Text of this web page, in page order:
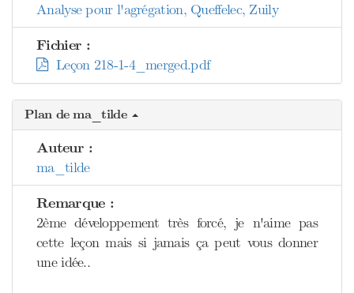
Analyse pour l'agrégation, Queffelec, Zuily
Fichier :
Leçon 218-1-4_merged.pdf
Plan de ma_tilde
Auteur :
ma_tilde
Remarque :
2ème développement très forcé, je n'aime pas
cette leçon mais si jamais ça peut vous donner
une idée..